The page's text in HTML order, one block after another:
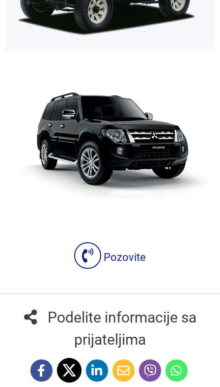
Pozovite
Podelite informacije sa
prijateljima